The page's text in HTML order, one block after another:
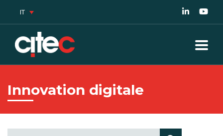
IT
Innovation digitale